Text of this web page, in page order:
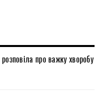
про важку хворобу